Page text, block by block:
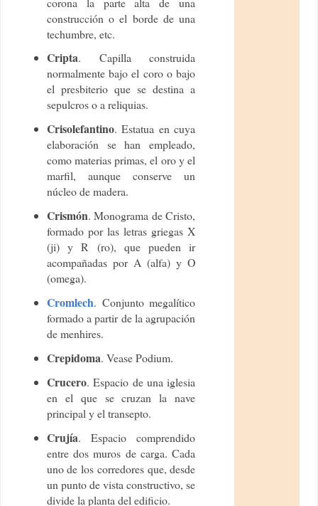
construcción o el borde de una
techumbre, etc.
Cripta. Capilla construida
normalmente bajo el coro o bajo
el presbiterio que se destina a
sepulcros o a reliquias.
Crisolefantino. Estatua en cuya
elaboración se han empleado,
como materias primas, el oro y el
marfil, aunque conserve un
núcleo de madera.
Crismón. Monograma de Cristo,
formado por las letras griegas X
(ji) y R (ro), que pueden ir
acompañadas por A (alfa) y O
(omega).
Cromlech. Conjunto megalítico
formado a partir de la agrupación
de menhires.
Crepidoma. Vease Podium.
Crucero. Espacio de una iglesia
en el que se cruzan la nave
principal y el transepto.
Crujía. Espacio comprendido
entre dos muros de carga. Cada
uno de los corredores que, desde
un punto de vista constructivo, se
divide la planta del edificio.